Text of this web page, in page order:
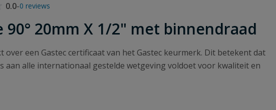
0.0-0 reviews
90° 20mm X 1/2" met binnendraad
over een Gastec certificaat van het Gastec keurmerk. Dit betekent dat
aan alle internationaal gestelde wetgeving voldoet voor kwaliteit en